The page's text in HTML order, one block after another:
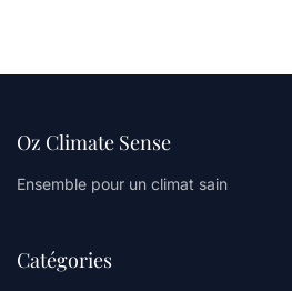
Oz Climate Sense
Ensemble pour un climat sain
Catégories